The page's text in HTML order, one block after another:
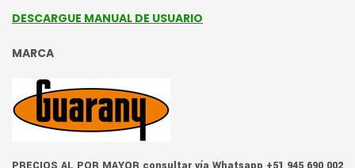
DESCARGUE MANUAL DE USUARIO
MARCA